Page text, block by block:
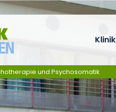
Klinik
und Psychosomatik